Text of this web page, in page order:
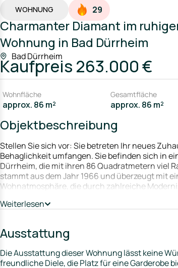
WOHNUNG 29
Charmanter Diamant im
Wohnung in Bad Dürrheim
Bad Dürrheim
Kaufpreis 263.000 €
Wohnfläche
approx. 86 m²
Gesamtfläche
approx. 86 m²
Objektbeschreibung
Stellen Sie sich vor: Sie betreten Ihr neues
Behaglichkeit umfangen. Sie befinden sich in
Dürrheim, die mit ihren 86 Quadratmetern viel
stammt aus dem Jahr 1966 und überzeugt mit
Wohnatmosphäre, die durch zahlreiche
großzügigen Wohn- und Schlafbereichen,
der Wohnung stellt der wunderschöne Balkon
einen atemberaubenden Blick ins Grüne bietet.
zur Verfügung. Die neuwertigen Fenster
Weiterlesen
Ausstattung
Die Ausstattung dieser Wohnung lässt keine
freundliche Diele, die Platz für eine Garderobe